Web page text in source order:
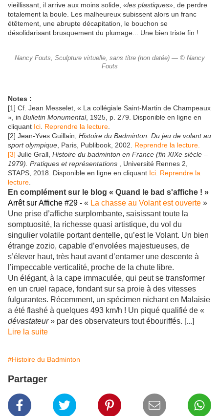
vieillissant, il arrive aux moins solide, «les plastiques», de perdre
totalement la boule. Les malheureux subissent alors un franc
étêtement, une abrupte décapitation, le bouchon se
désolidarisant brusquement du plumage... Une bien triste fin !
Nancy Fouts, Sculpture virtuelle, sans titre (non datée) — © Nancy
Fouts
Notes :
[1] Cf. Jean Messelet, « La collégiale Saint-Martin de Champeaux
», in Bulletin Monumental, 1925, p. 279. Disponible en ligne en
cliquant Ici Reprendre la lecture
[2] Jean-Yves Guillain, Histoire du Badminton. Du jeu de volant au
sport olympique , Paris, Publibook, 2002. Reprendre la lecture.
[3] Julie Grall, Histoire du badminton en France (fin XIXe siècle –
1979). Pratiques et représentations
, Université Rennes 2,
STAPS, 2018. Disponible en ligne en cliquant Ici. Reprendre la
lecture
En complément sur le blog « Quand le bad s'affiche ! »
Arrêt sur Affiche #29 - « La chasse au Volant est ouverte »
Une prise d’affiche surplombante, saisissant toute la
somptuosité, la richesse quasi artistique, du vol du
singulier volatile portant dentelle, qu’est le Volant. Un bien
étrange zozio, capable d’envolées majestueuses, de
s’élever haut, très haut avant d’entamer une descente à
l’impeccable verticalité, proche de la chute libre.
Un élégant, à la cape immaculée, qui peut se transformer
en un cruel rapace, fondant sur sa proie à des vitesses
fulgurantes. Récemment, un spécimen nichant en Malaisie
a été flashé à quelques 493 km/h ! Un piqué qualifié de «
dévastateur» par des observateurs tout ébouriffés. [...]
Lire la suite
#Histoire du Badminton
Partager